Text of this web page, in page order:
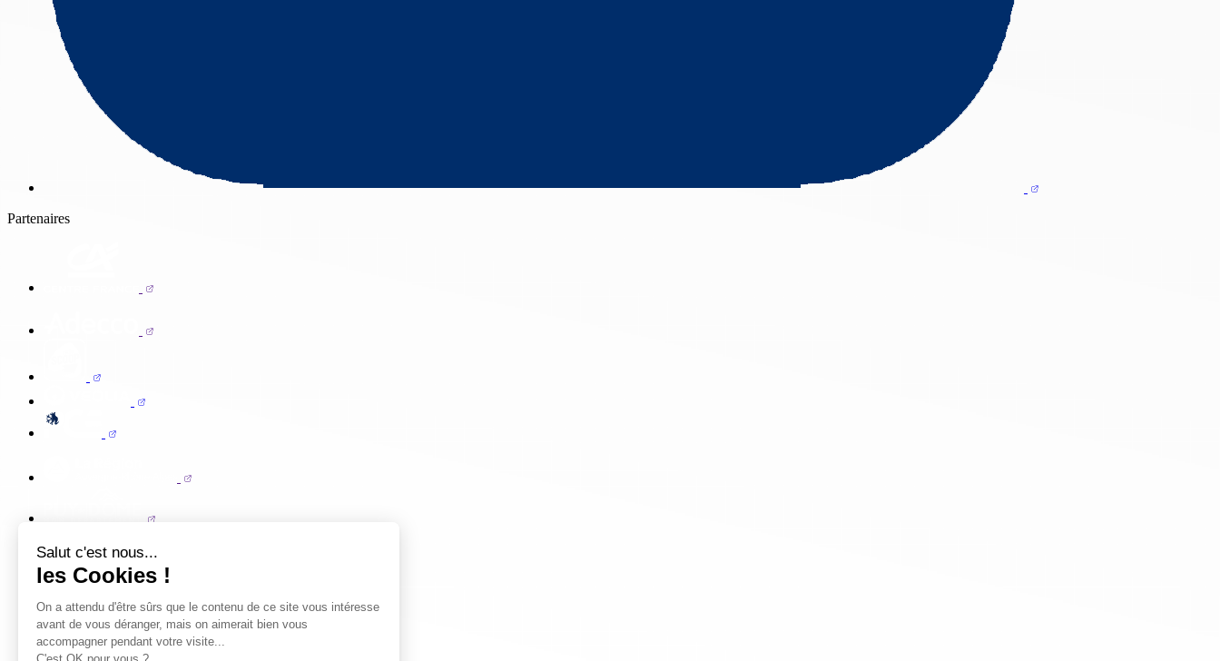
Salut c'est nous...
les Cookies !
On a attendu d'être sûrs que le contenu de ce site vous intéresse
avant de vous déranger, mais on aimerait bien vous
accompagner pendant votre visite...
C'est OK pour vous ?
Partenaires